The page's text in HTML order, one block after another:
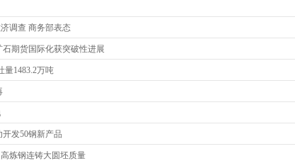
调查 商务部表态
期货国际化获突破性进展
量1483.2万吨
发50钢新产品
炼钢连铸大圆坯质量